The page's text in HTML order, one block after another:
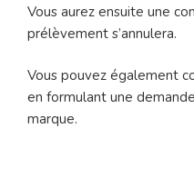
Vous aurez ensuite une
prélèvement s’annulera.
Vous pouvez également
en formulant une
marque.